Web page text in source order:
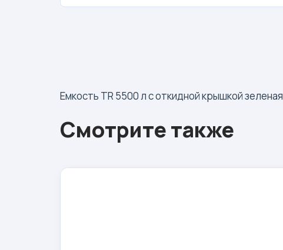
Емкость TR 5500 л с откидной крышкой зеленая
Смотрите также